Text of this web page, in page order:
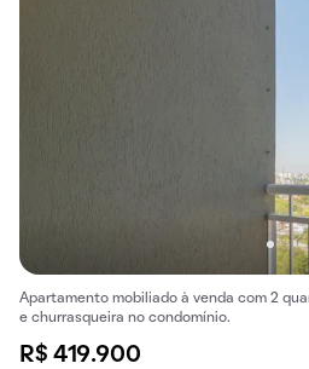
Apartamento mobiliado à venda com 2
e churrasqueira no condomínio.
R$ 419.900